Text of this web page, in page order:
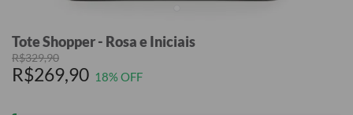
Tote Shopper - Rosa e Iniciais
R$329,90
R$269,90 18% OFF